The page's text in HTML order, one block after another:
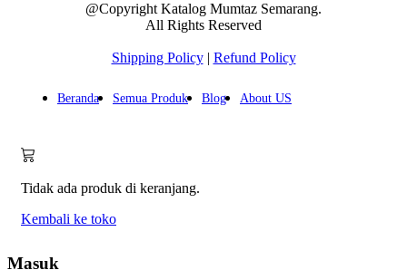
@Copyright Katalog Mumtaz Semarang.
All Rights Reserved
Shipping Policy| Refund Policy
Beranda Semua Produk Blog About US
Tidak ada produk di keranjang.
Kembali ke toko
Masuk